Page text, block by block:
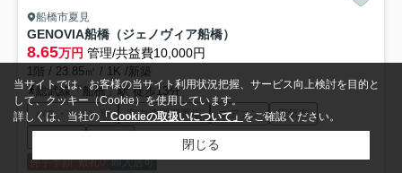
船橋市夏見
GENOVIA船橋（ジェノヴィア船橋）
8.65万円 管理/共益費10,000円
1階 / 23.85㎡ / 1K /新築
総武線「船橋」駅 徒歩13分
バス・トイレ別 室内洗濯機置場 エアコン
電気有
仲手半額 敷礼0 即入居可
当サイトでは、お客様の当サイト利用状況把握、サービス向上検討を目的と
して、クッキー（Cookie）を使用しています。
詳しくは、当社の 「Cookieの取扱いについて」 をご確認ください。
閉じる